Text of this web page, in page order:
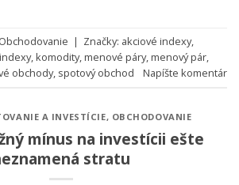
Obchodovanie | Značky: akciové indexy,
indexy,komodity,menové páry,menový pár,
obchody, spotový obchod Napíšte komentár
A INVESTÍCIE, OBCHODOVANIE
mínus na investícii ešte
stratu